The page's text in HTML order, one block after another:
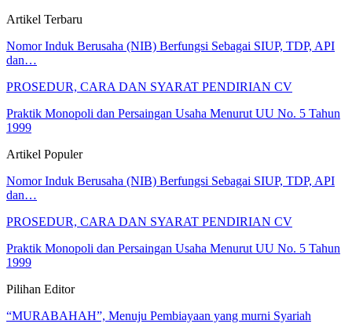
Artikel Terbaru
Nomor Induk Berusaha (NIB) Berfungsi Sebagai SIUP, TDP, API
dan…
PROSEDUR, CARA DAN SYARAT PENDIRIAN CV
Praktik Monopoli dan Persaingan Usaha Menurut UU No. 5 Tahun
1999
Artikel Populer
Nomor Induk Berusaha (NIB) Berfungsi Sebagai SIUP, TDP, API
dan…
PROSEDUR, CARA DAN SYARAT PENDIRIAN CV
Praktik Monopoli dan Persaingan Usaha Menurut UU No. 5 Tahun
1999
Pilihan Editor
“MURABAHAH”, Menuju Pembiayaan yang murni Syariah